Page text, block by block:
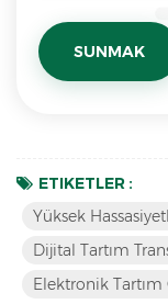
ETIKETLER :
Yüksek
Dijital Tartım
Elektronik Tartım